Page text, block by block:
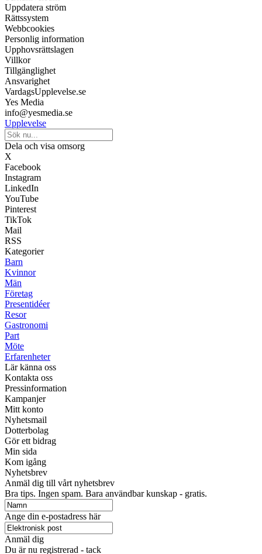
Uppdatera ström
Rättssystem
Webbcookies
Personlig information
Upphovsrättslagen
Villkor
Tillgänglighet
Ansvarighet
VardagsUpplevelse.se
Yes Media
info@yesmedia.se
Upplevelse
Dela och visa omsorg
X
Facebook
Instagram
LinkedIn
YouTube
Pinterest
TikTok
Mail
RSS
Kategorier
Barn
Kvinnor
Män
Företag
Presentidéer
Resor
Gastronomi
Part
Möte
Erfarenheter
Lär känna oss
Kontakta oss
Pressinformation
Kampanjer
Mitt konto
Nyhetsmail
Dotterbolag
Gör ett bidrag
Min sida
Kom igång
Nyhetsbrev
Anmäl dig till vårt nyhetsbrev
Bra tips. Ingen spam. Bara användbar kunskap - gratis.
Ange din e-postadress här
Anmäl dig
Du är nu registrerad - tack